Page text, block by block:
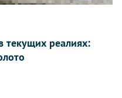
текущих реалиях: